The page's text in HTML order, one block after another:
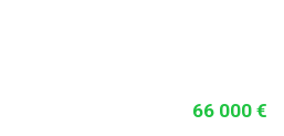
66 000 €